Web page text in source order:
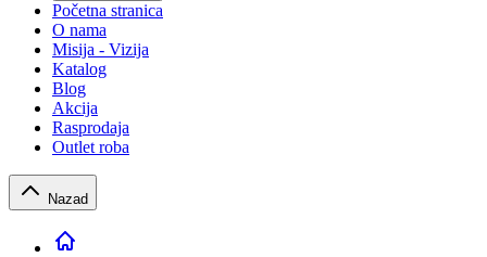
Početna stranica
O nama
Misija - Vizija
Katalog
Blog
Akcija
Rasprodaja
Outlet roba
Nazad